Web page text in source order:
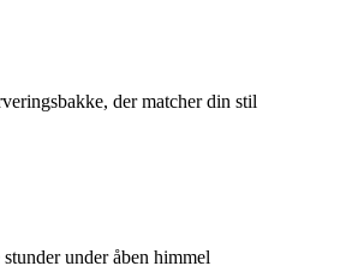
der matcher din stil
under åben himmel